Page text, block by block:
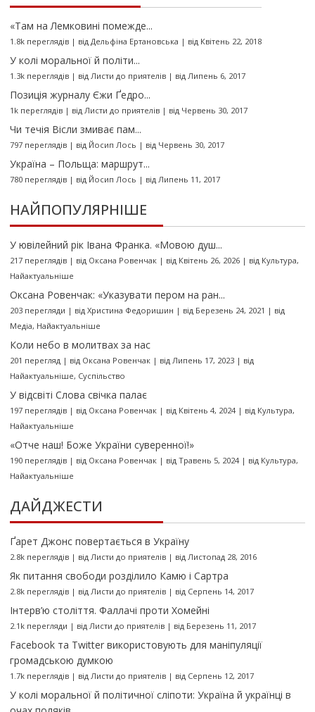
«Там на Лемковині помежде...
1.8k переглядів| від Дельфіна Ертановська | від Квітень 22, 2018
У колі моральної й політи...
1.3k переглядів| від Листи до приятелів| від Липень 6, 2017
Позиція журналу Єжи Ґедро...
1k переглядів| від Листи до приятелів| від Червень 30, 2017
Чи течія Вісли змиває пам...
797 переглядів| від Йосип Лось | від Червень 30, 2017
Україна – Польща: маршрут...
780 переглядів| від Йосип Лось | від Липень 11, 2017
НАЙПОПУЛЯРНІШЕ
У ювілейний рік Івана Франка. «Мовою душ...
217 переглядів| від Оксана Ровенчак| від Квітень 26, 2026| від Культура,
Найактуальніше
Оксана Ровенчак: «Указувати пером на ран...
203 перегляди | від Христина Федоришин | від Березень 24, 2021 | від
Медіа, Найактуальніше
Коли небо в молитвах за нас
201 перегляд | від Оксана Ровенчак| від Липень 17, 2023| від
Найактуальніше, Суспільство
У відсвіті Слова свічка палає
197 переглядів| від Оксана Ровенчак| від Квітень 4, 2024| від Культура,
Найактуальніше
«Отче наш! Боже України суверенної!»
190 переглядів| від Оксана Ровенчак| від Травень 5, 2024| від Культура,
Найактуальніше
ДАЙДЖЕСТИ
Ґарет Джонс повертається в Україну
2.8k переглядів| від Листи до приятелів| від Листопад 28, 2016
Як питання свободи розділило Камю і Сартра
2.8k переглядів| від Листи до приятелів| від Серпень 14, 2017
Інтерв’ю століття. Фаллачі проти Хомейні
2.1k перегляди | від Листи до приятелів| від Березень 11, 2017
Facebook та Twitter використовують для маніпуляції
громадською думкою
1.7k переглядів| від Листи до приятелів| від Серпень 12, 2017
У колі моральної й політичної сліпоти: Україна й українці в